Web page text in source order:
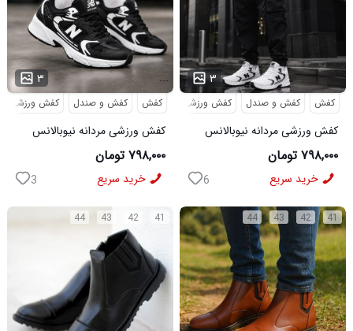
۳ ...
کفش کفش و صندل کفش ورزشی
کفش ورزشی مردانه نیوبالانس
مدل NB مشکی
۷۹۸,۰۰۰ تومان
خرید سریع 3
۳ ...
کفش کفش و صندل کفش ورزشی
کفش ورزشی مردانه نیوبالانس
مدل NB سفید
۷۹۸,۰۰۰ تومان
خرید سریع 6
41
42
43
44 41
42
43
44